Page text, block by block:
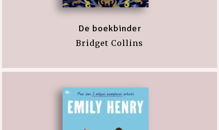
De boekbinder
Bridget Collins